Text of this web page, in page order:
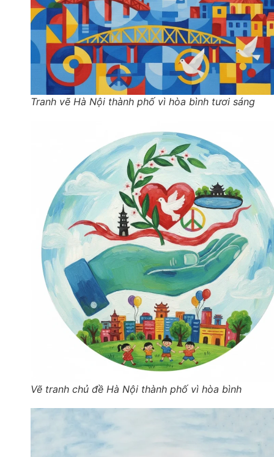
Tranh vẽ Hà Nội thành phố vì hòa bình tươi sáng
Vẽ tranh chủ đề Hà Nội thành phố vì hòa bình